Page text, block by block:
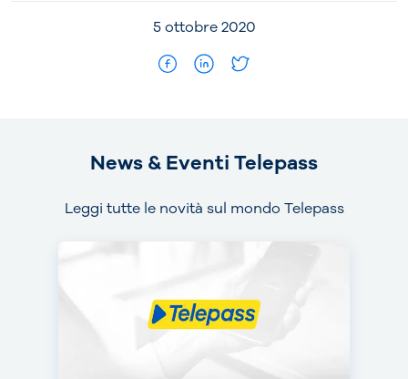
5 ottobre 2020
News & Eventi Telepass
Leggi tutte le novità sul mondo Telepass